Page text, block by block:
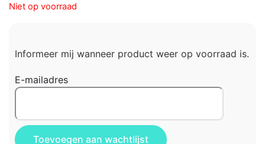
Niet op voorraad
Informeer mij wanneer product weer op voorraad is.
E-mailadres